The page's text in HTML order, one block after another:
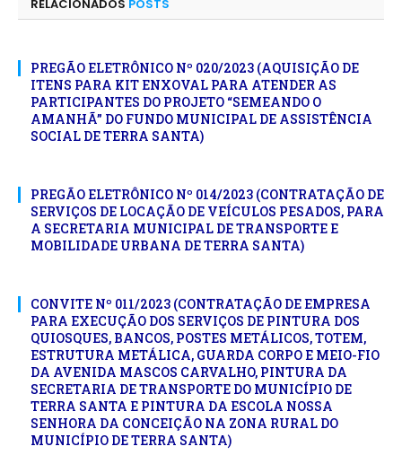
RELACIONADOS POSTS
PREGÃO ELETRÔNICO Nº 020/2023 (AQUISIÇÃO DE
ITENS PARA KIT ENXOVAL PARA ATENDER AS
PARTICIPANTES DO PROJETO “SEMEANDO O
AMANHÃ” DO FUNDO MUNICIPAL DE ASSISTÊNCIA
SOCIAL DE TERRA SANTA)
PREGÃO ELETRÔNICO Nº 014/2023 (CONTRATAÇÃO DE
SERVIÇOS DE LOCAÇÃO DE VEÍCULOS PESADOS, PARA
A SECRETARIA MUNICIPAL DE TRANSPORTE E
MOBILIDADE URBANA DE TERRA SANTA)
CONVITE Nº 011/2023 (CONTRATAÇÃO DE EMPRESA
PARA EXECUÇÃO DOS SERVIÇOS DE PINTURA DOS
QUIOSQUES, BANCOS, POSTES METÁLICOS, TOTEM,
ESTRUTURA METÁLICA, GUARDA CORPO E MEIO-FIO
DA AVENIDA MASCOS CARVALHO, PINTURA DA
SECRETARIA DE TRANSPORTE DO MUNICÍPIO DE
TERRA SANTA E PINTURA DA ESCOLA NOSSA
SENHORA DA CONCEIÇÃO NA ZONA RURAL DO
MUNICÍPIO DE TERRA SANTA)